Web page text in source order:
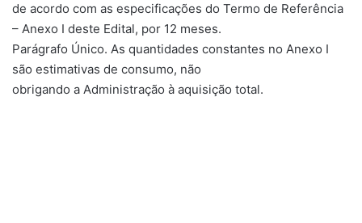
de acordo com as especificações do Termo de Referência
– Anexo I deste Edital, por 12 meses.
Parágrafo Único. As quantidades constantes no Anexo I
são estimativas de consumo, não
obrigando a Administração à aquisição total.